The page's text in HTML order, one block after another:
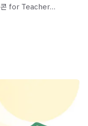
콘 for Teacher>